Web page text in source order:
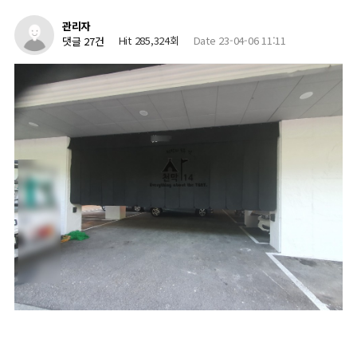
관리자
댓글 27건
Hit 285,324회 Date 23-04-06 11:11